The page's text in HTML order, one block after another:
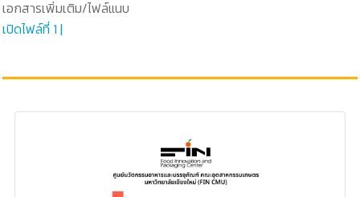
เอกสารเพิ่มเติม/ไฟล์แนบ
เปิดไฟล์ที่ 1 |